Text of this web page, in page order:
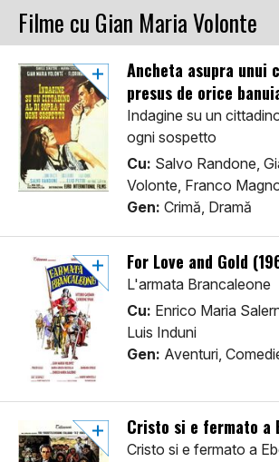
Filme cu Gian Maria Volonte
Ancheta asupra unui
presus de orice
Indagine su un
ogni sospetto
Cu: Salvo Randone,
Volonte, Franco
Gen: Crimă, Dramă
For Love and Gold
L'armata Brancaleone
Cu: Enrico Maria
Luis Induni
Gen: Aventuri,
Cristo si e fermato a
Cristo si e fermato a